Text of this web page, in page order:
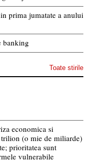
prima jumatate a anului
banking
Toate stirile
economica si
(o mie de miliarde)
prioritatea sunt
vulnerabile